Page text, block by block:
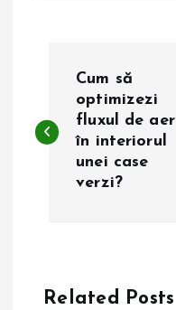
v
a
Cum să
optimizezi
fluxul de aer
în interiorul
unei case
verzi?
Related Posts